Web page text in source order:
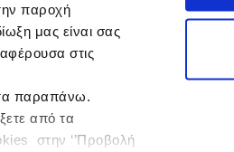
παροχή
μας είναι σας
στις
παραπάνω.
από τα
στην ‘’Προβολή